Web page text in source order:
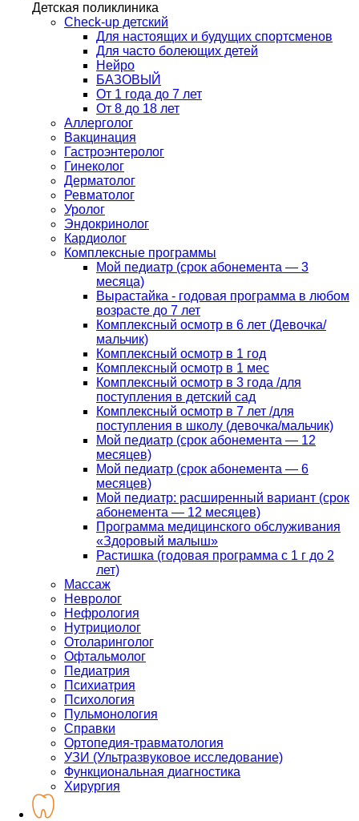
Детская поликлиника
Check-up детский
Для настоящих и будущих спортсменов
Для часто болеющих детей
Нейро
БАЗОВЫЙ
От 1 года до 7 лет
От 8 до 18 лет
Аллерголог
Вакцинация
Гастроэнтеролог
Гинеколог
Дерматолог
Ревматолог
Уролог
Эндокринолог
Кардиолог
Комплексные программы
Мой педиатр (срок абонемента — 3
месяца)
Вырастайка - годовая программа в любом
возрасте до 7 лет
Комплексный осмотр в 6 лет (Девочка/
мальчик)
Комплексный осмотр в 1 год
Комплексный осмотр в 1 мес
Комплексный осмотр в 3 года /для
поступления в детский сад
Комплексный осмотр в 7 лет /для
поступления в школу (девочка/мальчик)
Мой педиатр (срок абонемента — 12
месяцев)
Мой педиатр (срок абонемента — 6
месяцев)
Мой педиатр: расширенный вариант (срок
абонемента — 12 месяцев)
Программа медицинского обслуживания
«Здоровый малыш»
Растишка (годовая программа с 1 г до 2
лет)
Массаж
Невролог
Нефрология
Нутрициолог
Отоларинголог
Офтальмолог
Педиатрия
Психиатрия
Психология
Пульмонология
Справки
Ортопедия-травматология
УЗИ (Ультразвуковое исследование)
Функциональная диагностика
Хирургия